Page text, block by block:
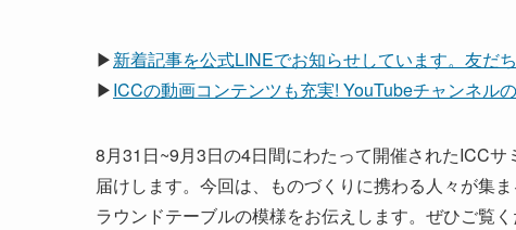
▶新着記事を公式LINEでお知らせしています。友だ
▶ICCの動画コンテンツも充実! YouTubeチャンネル
8月31日~9月3日の4日間にわたって開催されたICC
届けします。今回は、ものづくりに携わる人々が集
ラウンドテーブルの模様をお伝えします。ぜひご覧く